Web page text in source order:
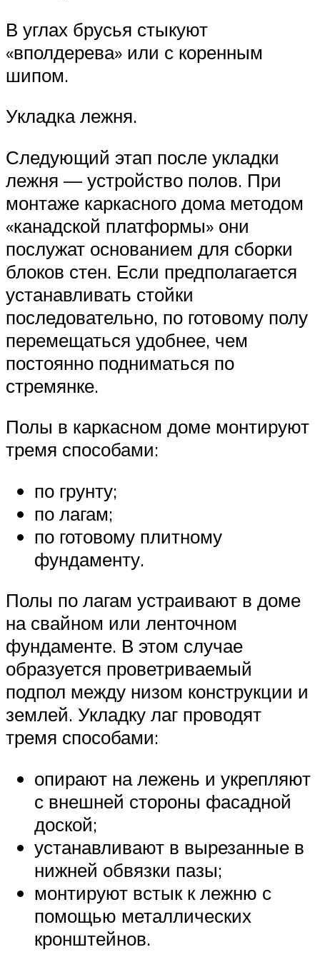
В углах брусья стыкуют
«вполдерева» или с коренным
шипом.
Укладка лежня.
Следующий этап после укладки
лежня — устройство полов. При
монтаже каркасного дома методом
«канадской платформы» они
послужат основанием для сборки
блоков стен. Если предполагается
устанавливать стойки
последовательно, по готовому полу
перемещаться удобнее, чем
постоянно подниматься по
стремянке.
Полы в каркасном доме монтируют
тремя способами:
по грунту;
по лагам;
по готовому плитному
фундаменту.
Полы по лагам устраивают в доме
на свайном или ленточном
фундаменте. В этом случае
образуется проветриваемый
подпол между низом конструкции и
землей. Укладку лаг проводят
тремя способами:
опирают на лежень и укрепляют
с внешней стороны фасадной
доской;
устанавливают в вырезанные в
нижней обвязки пазы;
монтируют встык к лежню с
помощью металлических
кронштейнов.